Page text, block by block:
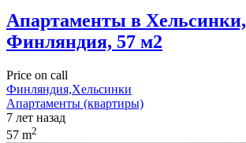
Апартаменты в Хельсинки,
Финляндия, 57 м2
Price on call
Финляндия,Хельсинки
Апартаменты (квартиры)
7 лет назад
57 m2